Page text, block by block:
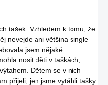
tašek. Vzhledem k tomu, že
nevejde ani většina single
jsem nějaké
nosit děti v taškách,
Dětem se v nich
přijeli, jen jsme vytáhli tašky